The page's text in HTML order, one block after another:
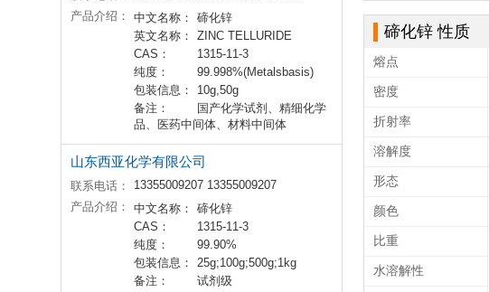
产品介绍：
中文名称：
碲化锌
英文名称：
ZINC TELLURIDE
CAS：
1315-11-3
纯度：
99.998%(Metalsbasis)
包装信息：
10g,50g
备注：
国产化学试剂、精细化学
品、医药中间体、材料中间体
山东西亚化学有限公司
联系电话：
13355009207 13355009207
产品介绍：
中文名称：
碲化锌
CAS：
1315-11-3
纯度：
99.90%
包装信息：
25g;100g;500g;1kg
备注：
试剂级
碲化锌 性质
熔点
密度
折射率
溶解度
形态
颜色
比重
水溶解性